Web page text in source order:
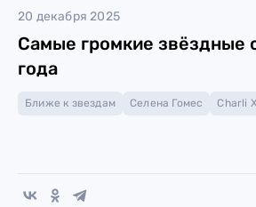
20 декабря 2025
Самые громкие звёздные
года
Ближе к звездам Селена Гомес Charli